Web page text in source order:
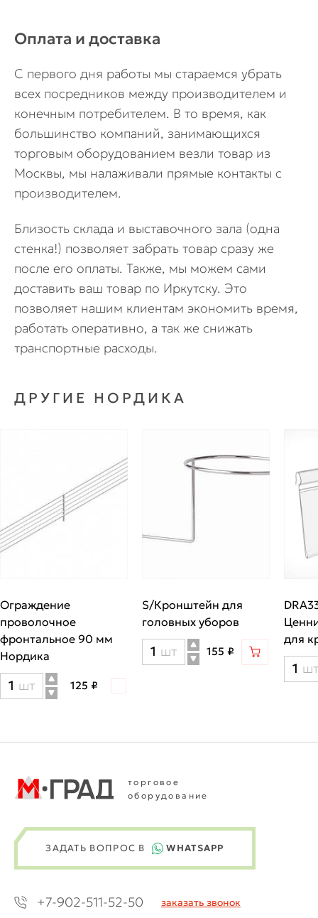
Оплата и доставка
С первого дня работы мы стараемся убрать
всех посредников между производителем и
конечным потребителем. В то время, как
большинство компаний, занимающихся
торговым оборудованием везли товар из
Москвы, мы налаживали прямые контакты с
производителем.
Близость склада и выставочного зала (одна
стенка!) позволяет забрать товар сразу же
после его оплаты. Также, мы можем сами
доставить ваш товар по Иркутску. Это
позволяет нашим клиентам экономить время,
работать оперативно, а так же снижать
транспортные расходы.
ДРУГИЕ НОРДИКА
Ограждение
проволочное
фронтальное 90 мм
Нордика
Количество
товара
проволочное
90
мм
Нордика
шт 125 ₽
S/Кронштейн для
головных уборов
Количество
товара
шт 155 ₽
для
шт
торговое
оборудование
ЗАДАТЬ ВОПРОС В WHATSAPP
+7-902-511-52-50 заказать звонок